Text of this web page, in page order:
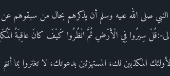
النبي صلى الله عليه وسلم أن يذكرهم بحال من سبقوهم
:قُلْ سِيرُوا فِي الْأَرْضِ ثُمَّ انْظُرُوا كَيْفَ كانَ عاقِبَةُ
المكذبين لك، المستهزئين بدعوتك، لا تغتروا بما